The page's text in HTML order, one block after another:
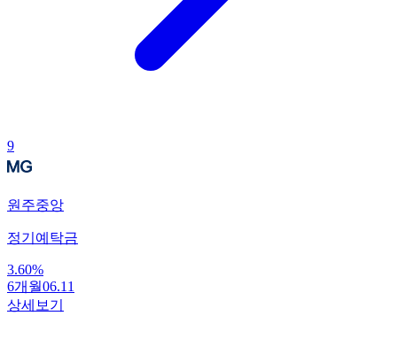
9
원주중앙
정기예탁금
3.60%
6개월06.11
상세보기